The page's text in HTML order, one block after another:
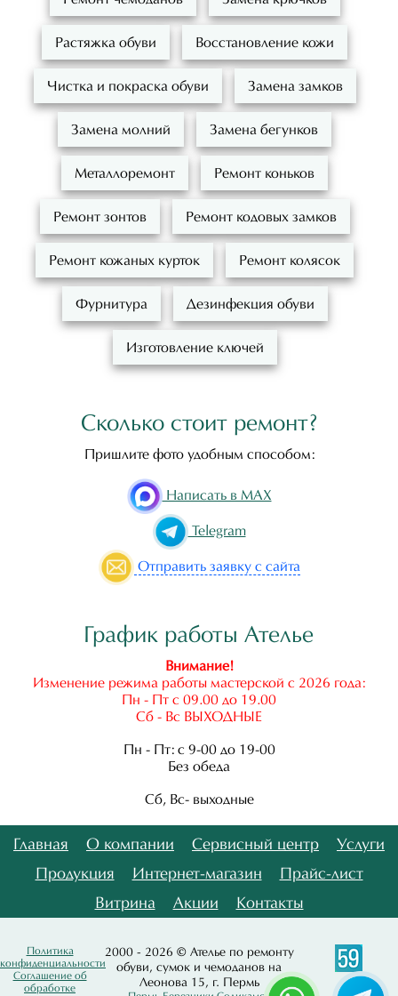
Растяжка обуви Восстановление кожи
Чистка и покраска обуви Замена замков
Замена молний Замена бегунков
Металлоремонт Ремонт коньков
Ремонт зонтов Ремонт кодовых замков
Ремонт кожаных курток Ремонт колясок
Фурнитура Дезинфекция обуви
Изготовление ключей
Сколько стоит ремонт?
Пришлите фото удобным способом:
Написать в MAX
Telegram
Отправить заявку с сайта
График работы Ателье
Внимание!
Изменение режима работы мастерской с 2026 года:
Пн - Пт с 09.00 до 19.00
Сб - Вс ВЫХОДНЫЕ
Пн - Пт: с 9-00 до 19-00
Без обеда
Сб, Вс- выходные
Главная О компании Сервисный центр
Услуги
Продукция
Интернет-магазин
Прайс-лист
Витрина
Акции Контакты
Политика
конфиденциальности
Соглашение об
обработке
2000 - 2026 © Ателье по ремонту
обуви, сумок и чемоданов на
Леонова 15, г. Пермь